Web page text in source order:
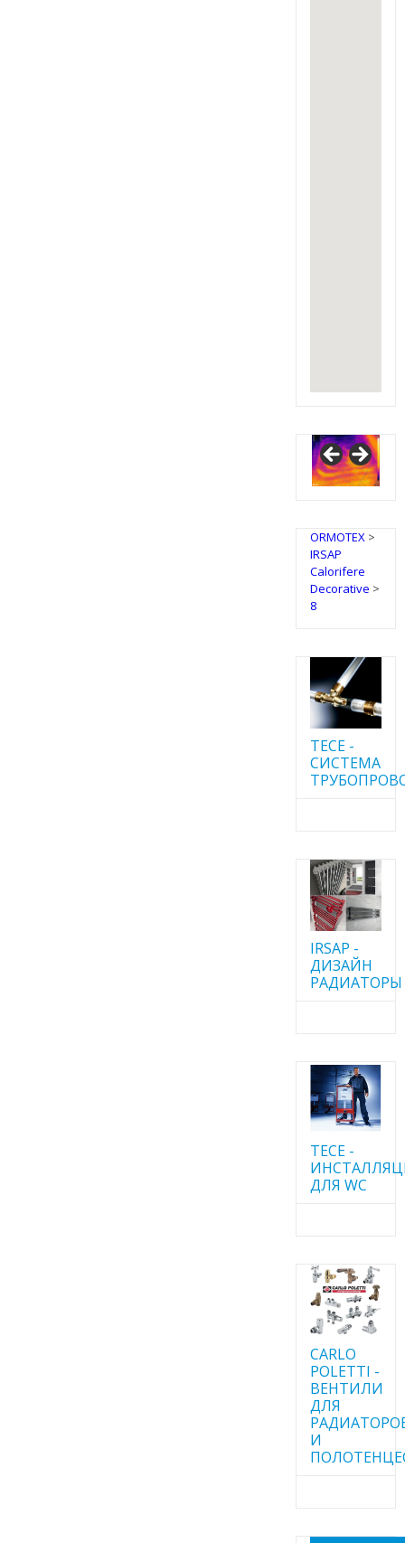
ORMOTEX>
IRSAP
Calorifere
Decorative >
8
TECE -
CИСТЕМА
IRSAP -
ДИЗАЙН
РАДИАТОРЫ
TECE -
ДЛЯ WC
CARLO
POLETTI -
ВЕНТИЛИ
ДЛЯ
И